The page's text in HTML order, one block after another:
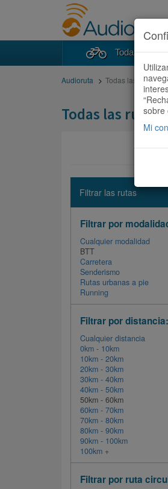
Todas las
Audioruta Todas las rutas
Todas las rutas
Filtrar las rutas
Filtrar por
Cualquier modalidad
BTT
Carretera
Senderismo
Rutas urbanas a pie
Running
Filtrar por distancia:
Cualquier distancia
0km - 10km
10km - 20km
20km - 30km
30km - 40km
40km - 50km
50km - 60km
60km - 70km
70km - 80km
80km - 90km
90km - 100km
100km +
Filtrar por ruta
sobre
Mi